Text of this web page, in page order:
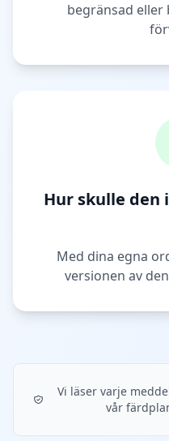
begränsad eller
Hur skulle den
Med dina egna
versionen av
Vi läser varje
vår